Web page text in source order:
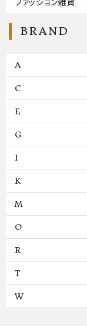
BRAND
A
C
E
G
I
K
M
O
R
T
W